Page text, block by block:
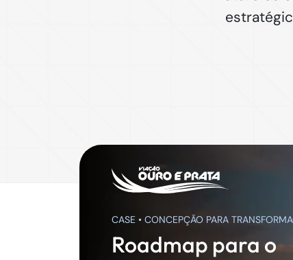
CASE • CONCEPÇÃO PARA
Roadmap para o